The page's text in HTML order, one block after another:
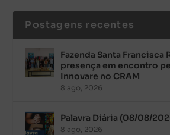
Postagens recentes
Fazenda Santa Francisca
presença em encontro
Innovare no CRAM
8 ago, 2026
Palavra Diária (08/08/
8 ago, 2026